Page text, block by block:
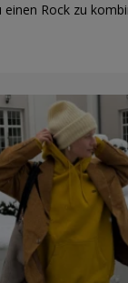
einen Rock zu